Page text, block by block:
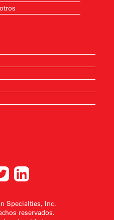
Specialties, Inc.
reservados.